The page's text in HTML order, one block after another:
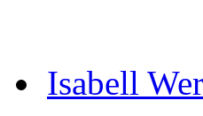
Isabell